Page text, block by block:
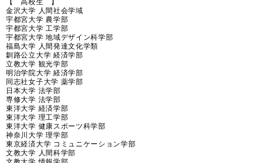
【 高校生 】
金沢大学 人間社会学域
宇都宮大学 農学部
宇都宮大学 工学部
宇都宮大学 地域デザイン科学部
福島大学 人間発達文化学類
釧路公立大学 経済学部
立教大学 観光学部
明治学院大学 経済学部
同志社女子大学 薬学部
日本大学 法学部
専修大学 法学部
東洋大学 経済学部
東洋大学 理工学部
東洋大学 健康スポーツ科学部
神奈川大学 理学部
東京経済大学 コミュニケーション学部
文教大学 人間科学部